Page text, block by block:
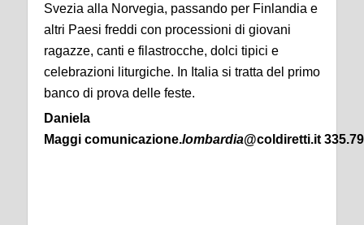
Svezia alla Norvegia, passando per Finlandia e
altri Paesi freddi con processioni di giovani
ragazze, canti e filastrocche, dolci tipici e
celebrazioni liturgiche. In Italia si tratta del primo
banco di prova delle feste.
Daniela
Maggi comunicazione.lombardia@coldiretti.it